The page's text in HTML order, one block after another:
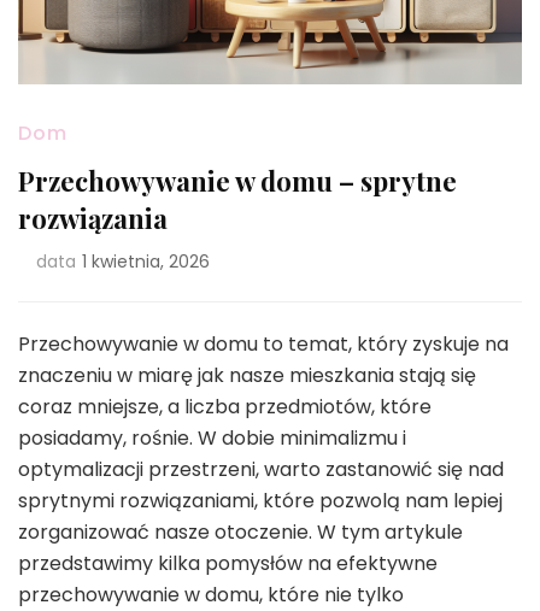
Dom
Przechowywanie w domu – sprytne
rozwiązania
data 1 kwietnia, 2026
Przechowywanie w domu to temat, który zyskuje na
znaczeniu w miarę jak nasze mieszkania stają się
coraz mniejsze, a liczba przedmiotów, które
posiadamy, rośnie. W dobie minimalizmu i
optymalizacji przestrzeni, warto zastanowić się nad
sprytnymi rozwiązaniami, które pozwolą nam lepiej
zorganizować nasze otoczenie. W tym artykule
przedstawimy kilka pomysłów na efektywne
przechowywanie w domu, które nie tylko